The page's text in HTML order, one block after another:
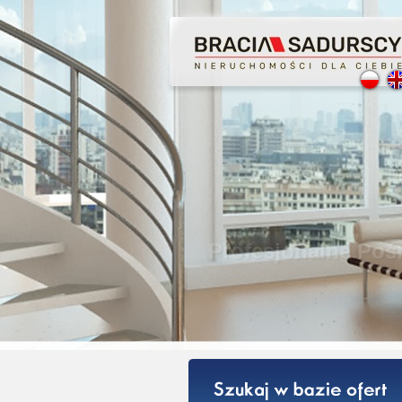
Profesjonalne
Gwarancja